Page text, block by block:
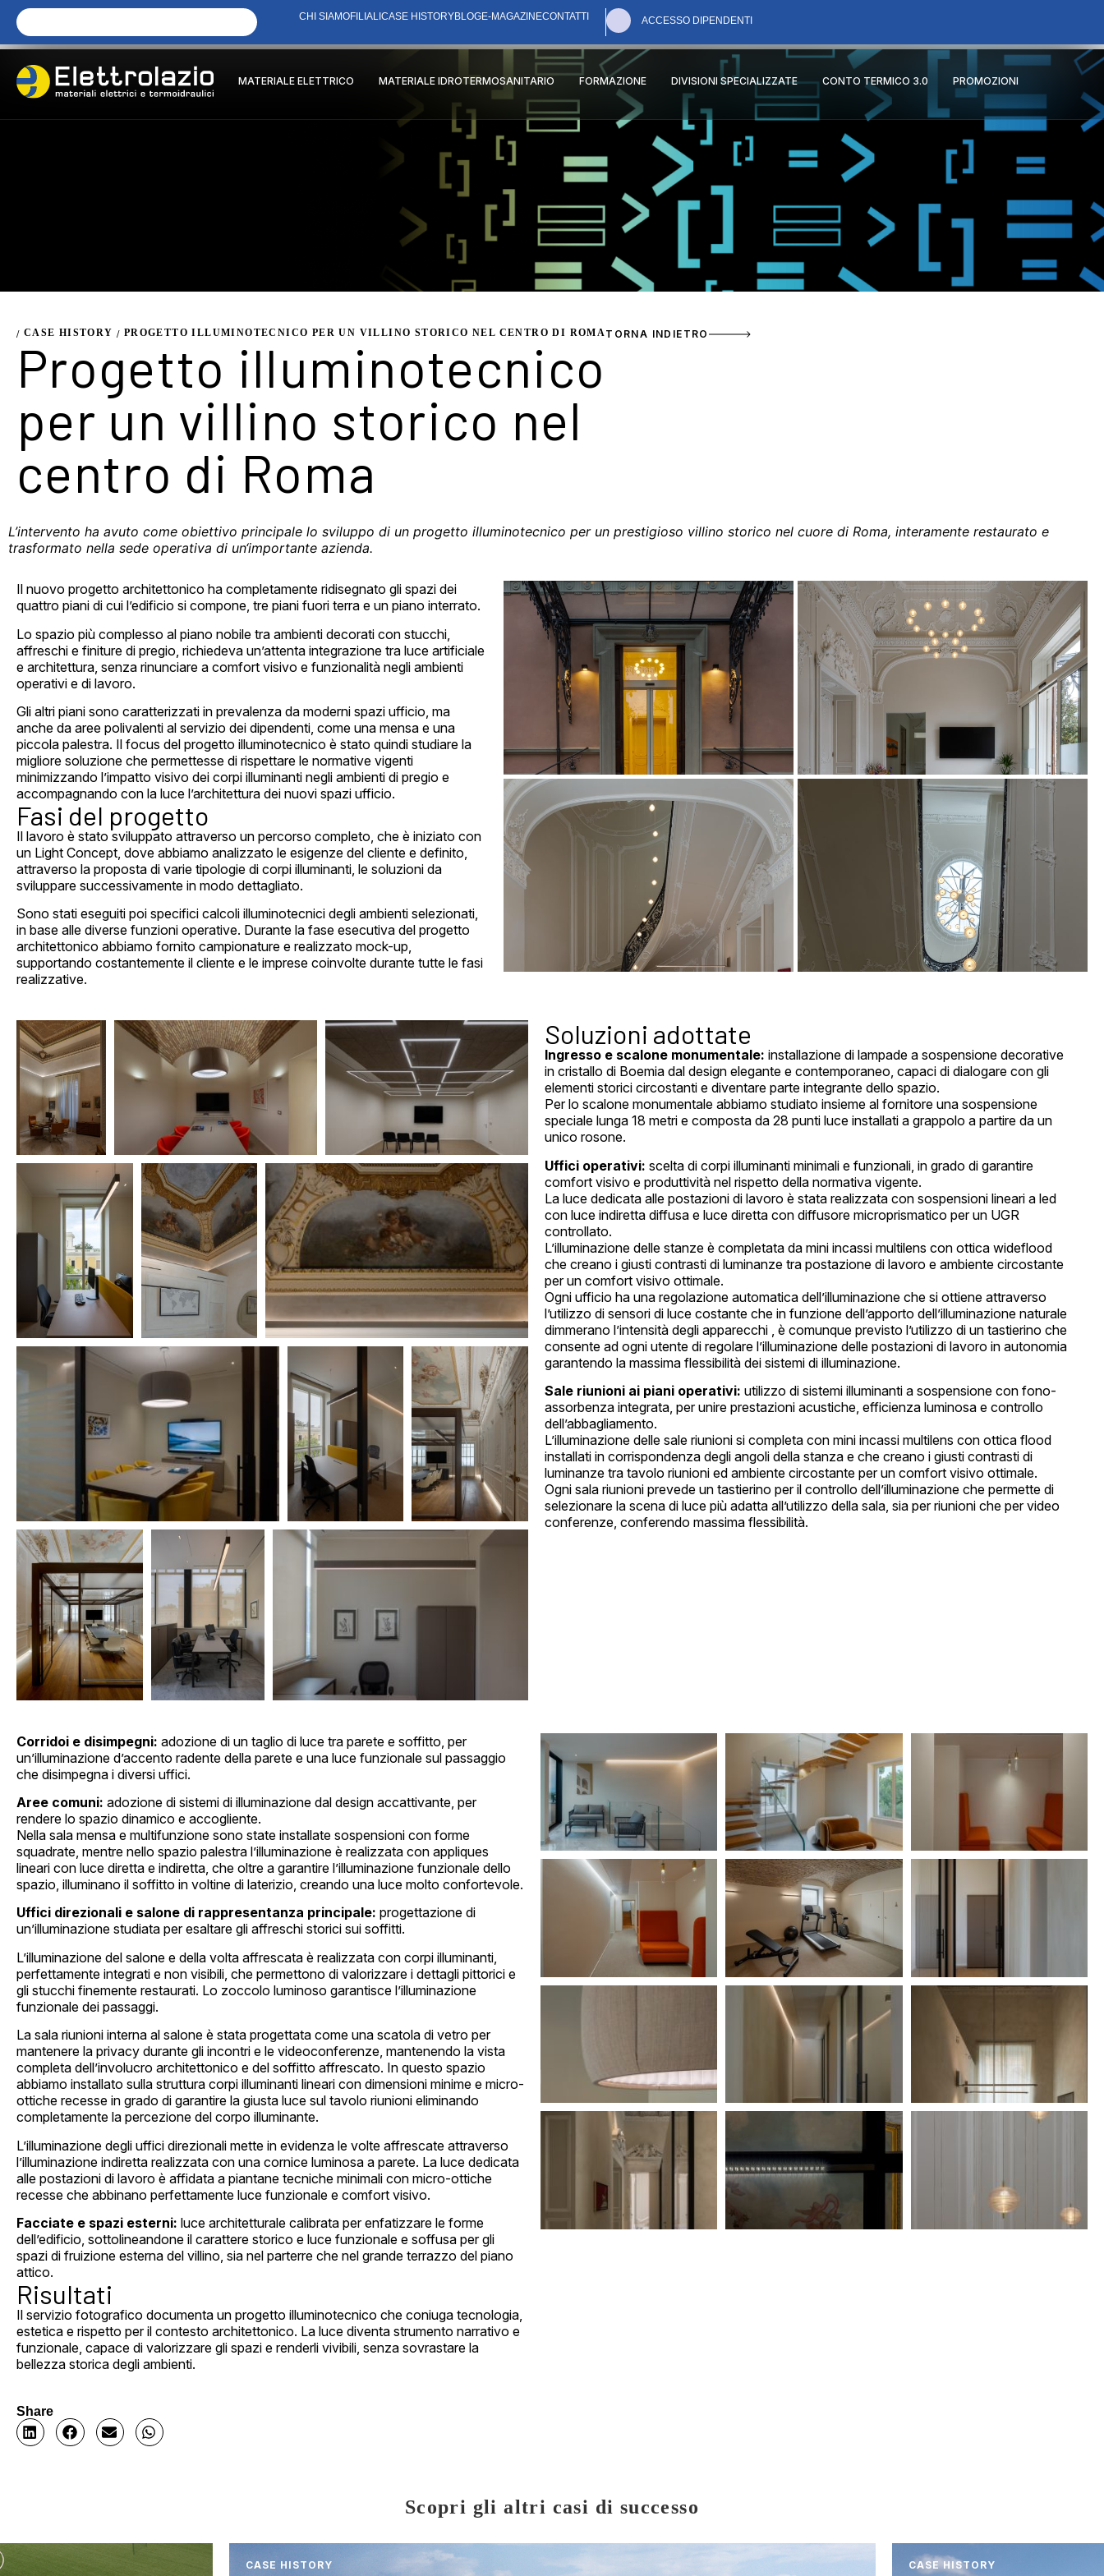
CHI SIAMOFILIALICASE HISTORYBLOGE-MAGAZINECONTATTI ACCESSO DIPENDENTI
MATERIALE ELETTRICO MATERIALE IDROTERMOSANITARIO FORMAZIONE DIVISIONI SPECIALIZZATE CONTO TERMICO 3.0 PROMOZIONI
/ CASE HISTORY / PROGETTO ILLUMINOTECNICO PER UN VILLINO STORICO NEL CENTRO DI ROMATORNA INDIETRO
Progetto illuminotecnico
per un villino storico nel
centro di Roma
L’intervento ha avuto come obiettivo principale lo sviluppo di un progetto illuminotecnico per un prestigioso villino storico nel cuore di Roma, interamente restaurato e
trasformato nella sede operativa di un‘importante azienda.
Il nuovo progetto architettonico ha completamente ridisegnato gli spazi dei
quattro piani di cui l’edificio si compone, tre piani fuori terra e un piano interrato.
Lo spazio più complesso al piano nobile tra ambienti decorati con stucchi,
affreschi e finiture di pregio, richiedeva un’attenta integrazione tra luce artificiale
e architettura, senza rinunciare a comfort visivo e funzionalità negli ambienti
operativi e di lavoro.
Gli altri piani sono caratterizzati in prevalenza da moderni spazi ufficio, ma
anche da aree polivalenti al servizio dei dipendenti, come una mensa e una
piccola palestra. Il focus del progetto illuminotecnico è stato quindi studiare la
migliore soluzione che permettesse di rispettare le normative vigenti
minimizzando l’impatto visivo dei corpi illuminanti negli ambienti di pregio e
accompagnando con la luce l’architettura dei nuovi spazi ufficio.
Fasi del progetto
Il lavoro è stato sviluppato attraverso un percorso completo, che è iniziato con
un Light Concept, dove abbiamo analizzato le esigenze del cliente e definito,
attraverso la proposta di varie tipologie di corpi illuminanti, le soluzioni da
sviluppare successivamente in modo dettagliato.
Sono stati eseguiti poi specifici calcoli illuminotecnici degli ambienti selezionati,
in base alle diverse funzioni operative. Durante la fase esecutiva del progetto
architettonico abbiamo fornito campionature e realizzato mock-up,
supportando costantemente il cliente e le imprese coinvolte durante tutte le fasi
realizzative.
Soluzioni adottate
Ingresso e scalone monumentale: installazione di lampade a sospensione decorative
in cristallo di Boemia dal design elegante e contemporaneo, capaci di dialogare con gli
elementi storici circostanti e diventare parte integrante dello spazio.
Per lo scalone monumentale abbiamo studiato insieme al fornitore una sospensione
speciale lunga 18 metri e composta da 28 punti luce installati a grappolo a partire da un
unico rosone.
Uffici operativi: scelta di corpi illuminanti minimali e funzionali, in grado di garantire
comfort visivo e produttività nel rispetto della normativa vigente.
La luce dedicata alle postazioni di lavoro è stata realizzata con sospensioni lineari a led
con luce indiretta diffusa e luce diretta con diffusore microprismatico per un UGR
controllato.
L’illuminazione delle stanze è completata da mini incassi multilens con ottica wideflood
che creano i giusti contrasti di luminanze tra postazione di lavoro e ambiente circostante
per un comfort visivo ottimale.
Ogni ufficio ha una regolazione automatica dell’illuminazione che si ottiene attraverso
l’utilizzo di sensori di luce costante che in funzione dell’apporto dell’illuminazione naturale
dimmerano l’intensità degli apparecchi , è comunque previsto l’utilizzo di un tastierino che
consente ad ogni utente di regolare l’illuminazione delle postazioni di lavoro in autonomia
garantendo la massima flessibilità dei sistemi di illuminazione.
Sale riunioni ai piani operativi: utilizzo di sistemi illuminanti a sospensione con fono-
assorbenza integrata, per unire prestazioni acustiche, efficienza luminosa e controllo
dell’abbagliamento.
L’illuminazione delle sale riunioni si completa con mini incassi multilens con ottica flood
installati in corrispondenza degli angoli della stanza e che creano i giusti contrasti di
luminanze tra tavolo riunioni ed ambiente circostante per un comfort visivo ottimale.
Ogni sala riunioni prevede un tastierino per il controllo dell’illuminazione che permette di
selezionare la scena di luce più adatta all’utilizzo della sala, sia per riunioni che per video
conferenze, conferendo massima flessibilità.
Corridoi e disimpegni: adozione di un taglio di luce tra parete e soffitto, per
un’illuminazione d’accento radente della parete e una luce funzionale sul passaggio
che disimpegna i diversi uffici.
Aree comuni: adozione di sistemi di illuminazione dal design accattivante, per
rendere lo spazio dinamico e accogliente.
Nella sala mensa e multifunzione sono state installate sospensioni con forme
squadrate, mentre nello spazio palestra l’illuminazione è realizzata con appliques
lineari con luce diretta e indiretta, che oltre a garantire l’illuminazione funzionale dello
spazio, illuminano il soffitto in voltine di laterizio, creando una luce molto confortevole.
Uffici direzionali e salone di rappresentanza principale: progettazione di
un’illuminazione studiata per esaltare gli affreschi storici sui soffitti.
L’illuminazione del salone e della volta affrescata è realizzata con corpi illuminanti,
perfettamente integrati e non visibili, che permettono di valorizzare i dettagli pittorici e
gli stucchi finemente restaurati. Lo zoccolo luminoso garantisce l’illuminazione
funzionale dei passaggi.
La sala riunioni interna al salone è stata progettata come una scatola di vetro per
mantenere la privacy durante gli incontri e le videoconferenze, mantenendo la vista
completa dell’involucro architettonico e del soffitto affrescato. In questo spazio
abbiamo installato sulla struttura corpi illuminanti lineari con dimensioni minime e micro-
ottiche recesse in grado di garantire la giusta luce sul tavolo riunioni eliminando
completamente la percezione del corpo illuminante.
L’illuminazione degli uffici direzionali mette in evidenza le volte affrescate attraverso
l’illuminazione indiretta realizzata con una cornice luminosa a parete. La luce dedicata
alle postazioni di lavoro è affidata a piantane tecniche minimali con micro-ottiche
recesse che abbinano perfettamente luce funzionale e comfort visivo.
Facciate e spazi esterni: luce architetturale calibrata per enfatizzare le forme
dell’edificio, sottolineandone il carattere storico e luce funzionale e soffusa per gli
spazi di fruizione esterna del villino, sia nel parterre che nel grande terrazzo del piano
attico.
Risultati
Il servizio fotografico documenta un progetto illuminotecnico che coniuga tecnologia,
estetica e rispetto per il contesto architettonico. La luce diventa strumento narrativo e
funzionale, capace di valorizzare gli spazi e renderli vivibili, senza sovrastare la
bellezza storica degli ambienti.
Share
Scopri gli altri casi di successo
CASE HISTORY CASE HISTORY